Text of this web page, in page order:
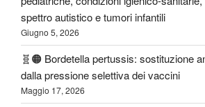
spettro autistico e tumori infantili
Giugno 5, 2026
🧬🟠 Bordetella pertussis: sostituzione
dalla pressione selettiva dei vaccini
Maggio 17, 2026